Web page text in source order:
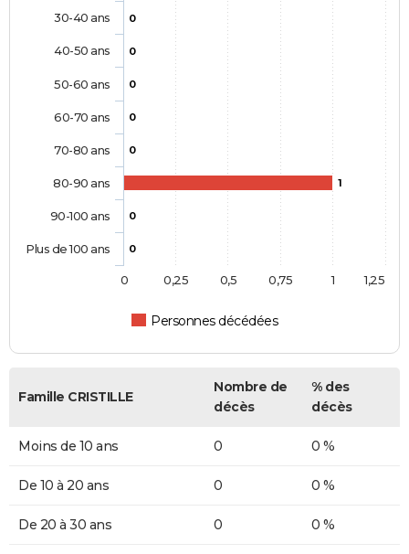
0
0
0
0
0
1
0
0
Personnes décédées
30-40 ans
40-50 ans
50-60 ans
60-70 ans
70-80 ans
80-90 ans
90-100 ans
Plus de 100 ans
0 1
0,25 0,5 0,75 1,25
Famille CRISTILLE
Nombre de
décès
% des
décès
Moins de 10 ans 0 0 %
De 10 à 20 ans 0 0 %
De 20 à 30 ans 0 0 %